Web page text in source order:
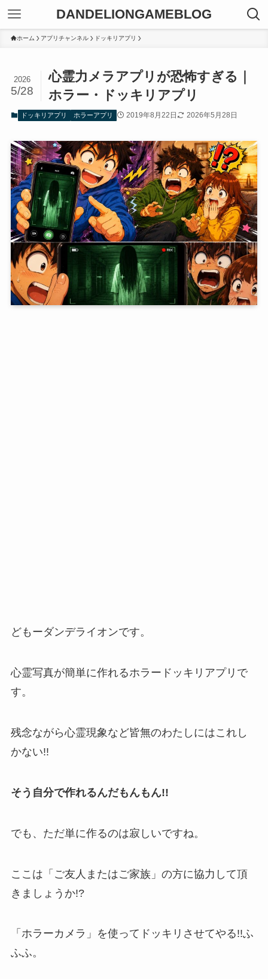
DANDELIONGAMEBLOG
ホーム アプリチャンネル ドッキリアプリ
心霊力メラアプリが恐怖すぎる｜
ホラー・ドッキリアプリ
2026
5/28
ドッキリアプリ ホラーアプリ 2019年8月22日 2026年5月28日
どもーダンデライオンです。
心霊写真が簡単に作れるホラードッキリアプリで
す。
残念ながら心霊現象など皆無のわたしにはこれし
かない!!
そう自分で作れるんだもんもん!!
でも、ただ単に作るのは寂しいですね。
ここは「ご友人またはご家族」の方に協力して頂
きましょうか!?
「ホラーカメラ」を使ってドッキリさせてやる!!ふ
ふふ。